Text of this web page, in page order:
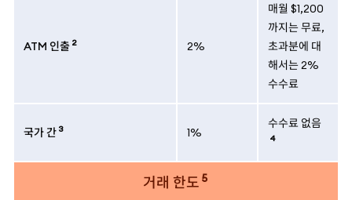
ATM 인출 2 2%
매월 $1,200
까지는 무료,
초과분에 대
해서는 2%
수수료
국가 간 3 1%
수수료 없음
4
거래 한도 5